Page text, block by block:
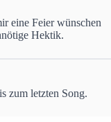
eine Feier wünschen
Hektik.
zum letzten Song.